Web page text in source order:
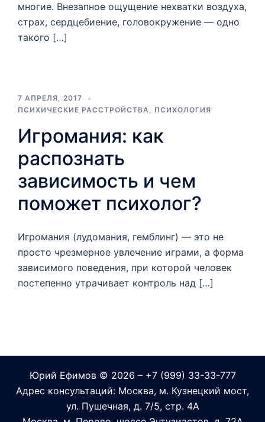
многие. Внезапное ощущение нехватки воздуха,
страх, сердцебиение, головокружение — одно
такого […]
7 АПРЕЛЯ, 2017
ПСИХИЧЕСКИЕ РАССТРОЙСТВА, ПСИХОЛОГИЯ
Игромания: как
распознать
зависимость и чем
поможет психолог?
Игромания (лудомания, гемблинг) — это не
просто чрезмерное увлечение играми, а форма
зависимого поведения, при которой человек
постепенно утрачивает контроль над […]
Юрий Ефимов© 2026 – +7 (999) 33-33-777
Адрес консультаций: Москва, м. Кузнецкий мост,
ул. Пушечная, д. 7/5, стр. 4А